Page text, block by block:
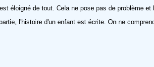
éloigné de tout. Cela ne pose pas de problème
l'histoire d'un enfant est écrite. On ne